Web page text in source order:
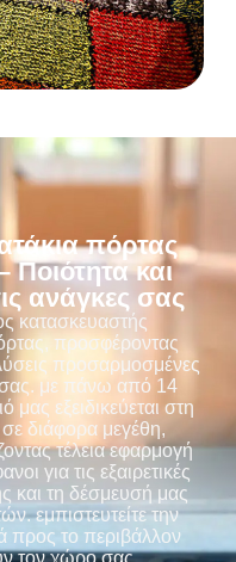
πόρτας
και
ανάγκες σας
κατασκευαστής
προσφέροντας
προσαρμοσμένες
σας. με πάνω από 14
μας εξειδικεύεται στη
διάφορα μεγέθη,
τέλεια εφαρμογή
για τις εξαιρετικές
και τη δέσμευσή μας
εμπιστευτείτε την
προς το περιβάλλον